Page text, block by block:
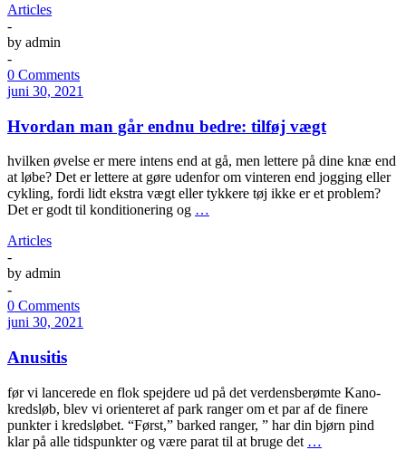
Articles
-
by admin
-
0 Comments
juni 30, 2021
Hvordan man går endnu bedre: tilføj vægt
hvilken øvelse er mere intens end at gå, men lettere på dine knæ end
at løbe? Det er lettere at gøre udenfor om vinteren end jogging eller
cykling, fordi lidt ekstra vægt eller tykkere tøj ikke er et problem?
Det er godt til konditionering og …
Articles
-
by admin
-
0 Comments
juni 30, 2021
Anusitis
før vi lancerede en flok spejdere ud på det verdensberømte Kano-
kredsløb, blev vi orienteret af park ranger om et par af de finere
punkter i kredsløbet. “Først,” barked ranger, ” har din bjørn pind
klar på alle tidspunkter og være parat til at bruge det …